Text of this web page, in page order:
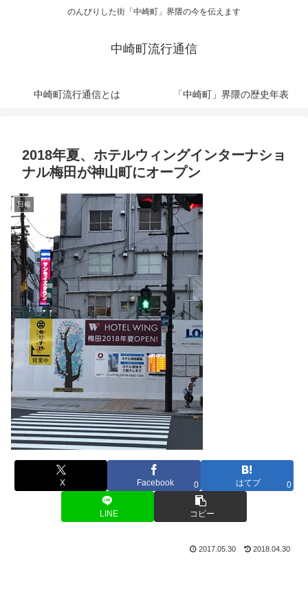
のんびりした街「中崎町」界隈の今を伝えます
中崎町流行通信
中崎町流行通信とは 「中崎町」界隈の歴史年表
2018年夏、ホテルウィングインターナショ
ナル梅田が神山町にオープン
日報
X Facebook 0 はてブ 0
LINE コピー
2017.05.30 2018.04.30